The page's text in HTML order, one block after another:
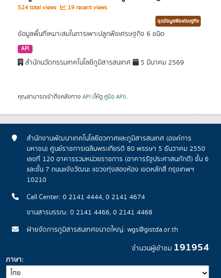
524 total views 19 recent views
ชุดข้อมูลพืชเศรษฐกิจ
ข้อมูลพื้นที่เหมาะสมในการเพาะปลูกพืชเศรษฐกิจ 6 ชนิด
API
สำนักนวัตกรรมเทคโนโลยีภูมิสารสนเทศ 5 มีนาคม 2569
คุณสามารถเข้าถึงคลังทาง API (ให้ดู คู่มือ API).
สำนักงานพัฒนาเทคโนโลยีอวกาศและภูมิสารสนเทศ (องค์การ
มหาชน) ศูนย์ราชการเฉลิมพระเกียรติ 80 พรรษา 5 ธันวาคม 2550
เลขที่ 120 อาคารรวมหน่วยราชการ (อาคารรัฐประศาสนภักดี) ชั้น 6
และชั้น 7 ถนนแจ้งวัฒนะ แขวงทุ่งสองห้อง เขตหลักสี่ กรุงเทพฯ
10210
Call Center: 0 2141 4444, 0 2141 4674
งานสารบรรณ: 0 2141 4466, 0 2141 4468
ฝ่ายจัดการภูมิสารสนเทศขนาดใหญ่: wgs@gistda.or.th
จำนวนผู้เข้าชม 191954
ภาษา